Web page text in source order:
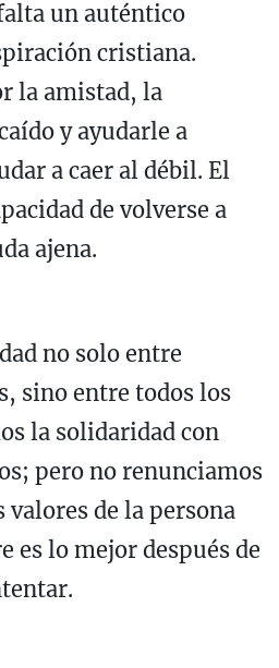
un auténtico
cristiana.
la amistad, la
y ayudarle a
a caer al débil. El
de volverse a
ajena.
no solo entre
sino entre todos los
la solidaridad con
pero no renunciamos
valores de la persona
es lo mejor después de